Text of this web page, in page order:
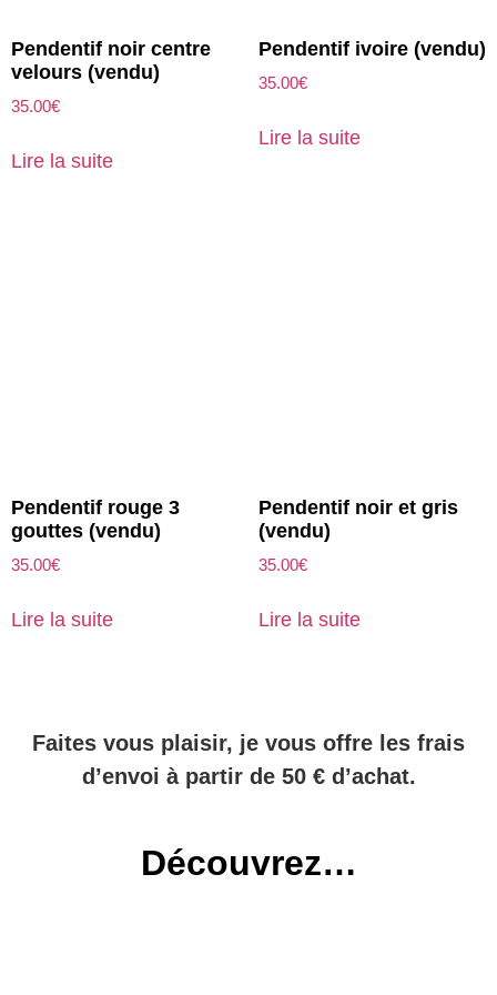
Pendentif noir centre
velours (vendu)
35.00€
Lire la suite
Pendentif ivoire (vendu)
35.00€
Lire la suite
Pendentif rouge 3
gouttes (vendu)
35.00€
Lire la suite
Pendentif noir et gris
(vendu)
35.00€
Lire la suite
Faites vous plaisir, je vous offre les frais
d’envoi à partir de 50 € d’achat.
Découvrez…